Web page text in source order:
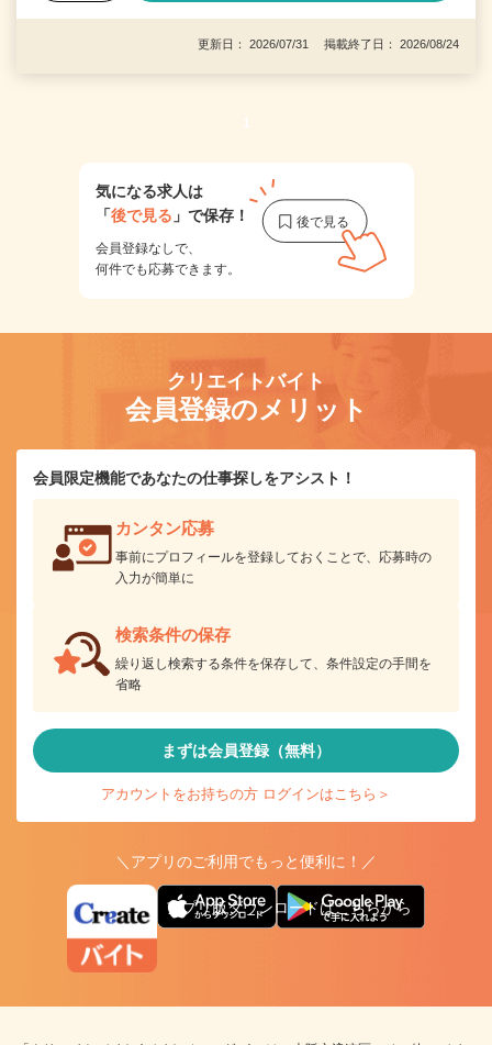
更新日： 2026/07/31 掲載終了日： 2026/08/24
1
気になる求人は
「後で見る 」で保存！
会員登録なしで、
何件でも応募できます。
クリエイトバイト
会員登録のメリット
会員限定機能であなたの仕事探しをアシスト！
カンタン応募
事前にプロフィールを登録しておくことで、応募時の
入力が簡単に
検索条件の保存
繰り返し検索する条件を保存して、条件設定の手間を
省略
まずは会員登録（無料）
アカウントをお持ちの方 ログインはこちら＞
＼アプリのご利用でもっと便利に！／
アプリ版ダウンロードはこちらから